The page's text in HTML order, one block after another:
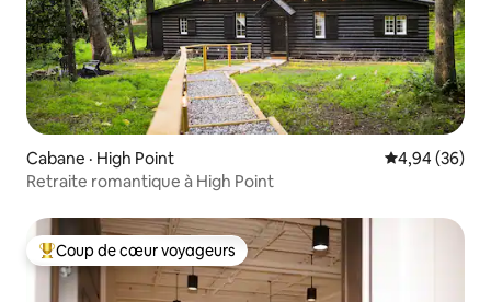
Cabane · High Point Note
4,94 (36)
Retraite romantique à High Point
Coup de cœur voyageurs parmi les plus aimés
Coup de cœur voyageurs